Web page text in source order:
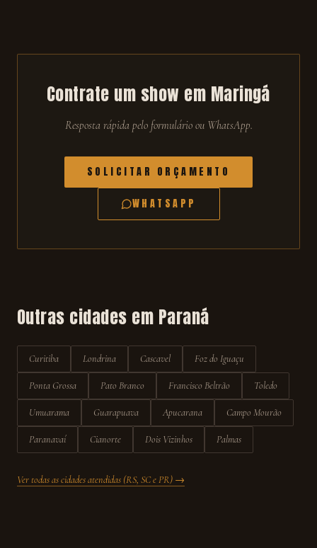
Contrate um show em Maringá
Resposta rápida pelo formulário ou WhatsApp.
SOLICITAR ORÇAMENTO
WHATSAPP
Outras cidades em Paraná
Curitiba Londrina Cascavel Foz do Iguaçu
Ponta Grossa Pato Branco Francisco Beltrão Toledo
Umuarama Guarapuava Apucarana Campo Mourão
Paranavaí Cianorte Dois Vizinhos Palmas
Ver todas as cidades atendidas (RS, SC e PR) →